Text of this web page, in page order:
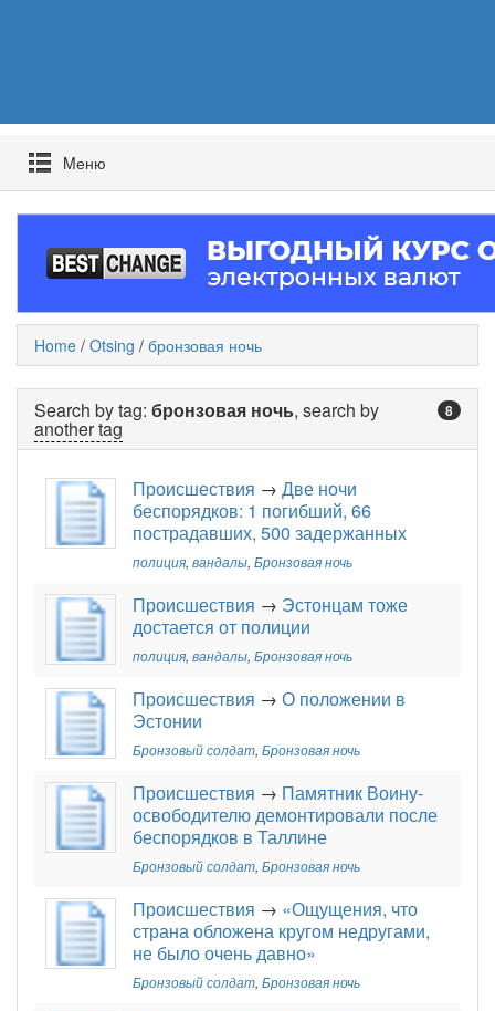
Mеню
Home / Otsing / бронзовая ночь
8
Search by tag: бронзовая ночь, search by
another tag
Происшествия → Две ночи
беспорядков: 1 погибший, 66
пострадавших, 500 задержанных
полиция, вандалы, Бронзовая ночь
Происшествия → Эстонцам тоже
достается от полиции
полиция, вандалы, Бронзовая ночь
Происшествия → О положении в
Эстонии
Бронзовый солдат, Бронзовая ночь
Происшествия → Памятник Воину-
освободителю демонтировали после
беспорядков в Таллине
Бронзовый солдат, Бронзовая ночь
Происшествия → «Ощущения, что
страна обложена кругом недругами,
не было очень давно»
Бронзовый солдат, Бронзовая ночь